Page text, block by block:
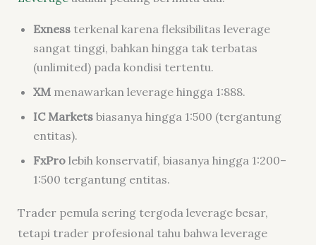
Exnessterkenal karena fleksibilitas leverage
sangat tinggi, bahkan hingga tak terbatas
(unlimited) pada kondisi tertentu.
XMmenawarkan leverage hingga 1:888.
IC Marketsbiasanya hingga 1:500 (tergantung
entitas).
FxProlebih konservatif, biasanya hingga 1:200–
1:500 tergantung entitas.
Trader pemula sering tergoda leverage besar,
tetapi trader profesional tahu bahwa leverage